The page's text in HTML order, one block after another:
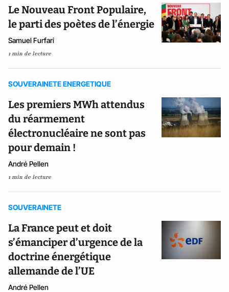
Le Nouveau Front Populaire,
le parti des poètes de l’énergie
Samuel Furfari
1 min de lecture
SOUVERAINETE ENERGETIQUE
Les premiers MWh attendus
du réarmement
électronucléaire ne sont pas
pour demain !
André Pellen
1 min de lecture
SOUVERAINETE
La France peut et doit
s’émanciper d’urgence de la
doctrine énergétique
allemande de l’UE
André Pellen